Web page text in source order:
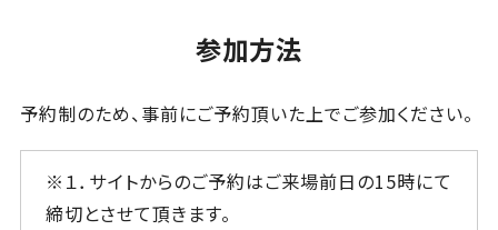
参加方法
予約制のため、事前にご予約頂いた上でご参加ください。
※１．サイトからのご予約はご来場前日の15時にて
締切とさせて頂きます。